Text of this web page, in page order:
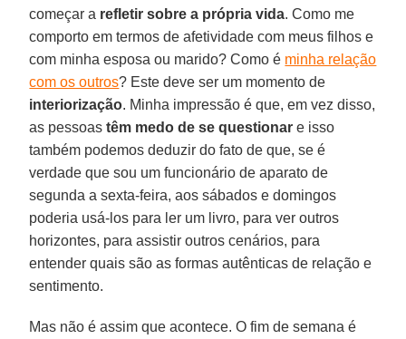
começar a refletir sobre a própria vida. Como me
comporto em termos de afetividade com meus filhos e
com minha esposa ou marido? Como é minha relação
com os outros? Este deve ser um momento de
interiorização. Minha impressão é que, em vez disso,
as pessoastêm medo de se questionar e isso
também podemos deduzir do fato de que, se é
verdade que sou um funcionário de aparato de
segunda a sexta-feira, aos sábados e domingos
poderia usá-los para ler um livro, para ver outros
horizontes, para assistir outros cenários, para
entender quais são as formas autênticas de relação e
sentimento.
Mas não é assim que acontece. O fim de semana é